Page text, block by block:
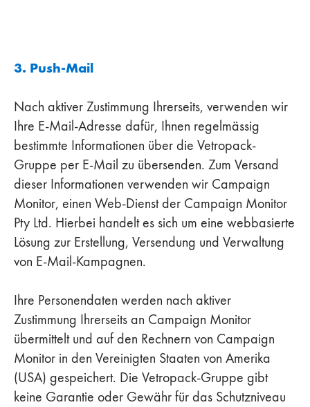
3. Push-Mail
Nach aktiver Zustimmung Ihrerseits, verwenden wir
Ihre E-Mail-Adresse dafür, Ihnen regelmässig
bestimmte Informationen über die Vetropack-
Gruppe per E-Mail zu übersenden. Zum Versand
dieser Informationen verwenden wir Campaign
Monitor, einen Web-Dienst der Campaign Monitor
Pty Ltd. Hierbei handelt es sich um eine webbasierte
Lösung zur Erstellung, Versendung und Verwaltung
von E-Mail-Kampagnen.
Ihre Personendaten werden nach aktiver
Zustimmung Ihrerseits an Campaign Monitor
übermittelt und auf den Rechnern von Campaign
Monitor in den Vereinigten Staaten von Amerika
(USA) gespeichert. Die Vetropack-Gruppe gibt
keine Garantie oder Gewähr für das Schutzniveau